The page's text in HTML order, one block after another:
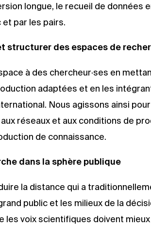
longue, le recueil de données
par les pairs.
structurer des espaces de
à des chercheur·ses en
adaptées et en les
Nous agissons ainsi
réseaux et aux conditions de
de connaissance.
dans la sphère publique
la distance qui a
public et les milieux de la
les voix scientifiques doivent